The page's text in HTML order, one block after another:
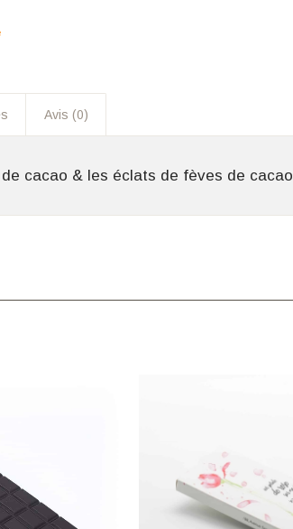
Avis (0)
cacao & les éclats de fèves de cacao